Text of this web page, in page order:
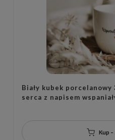
Biały kubek
serca z napisem
Kup –